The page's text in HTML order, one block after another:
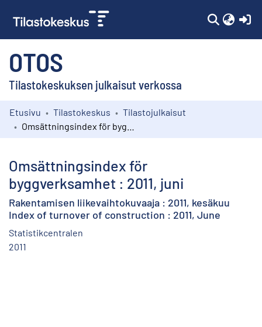
OTOS
Tilastokeskuksen julkaisut verkossa
Kokoelmat
Etusivu Tilastokeskus
Tilastojulkaisut
Omsättningsindex för
byggverksamhet : 2011, juni
Rakentamisen liikevaihtokuvaaja : 2011, kesäkuu
Index of turnover of construction : 2011, June
Statistikcentralen
2011